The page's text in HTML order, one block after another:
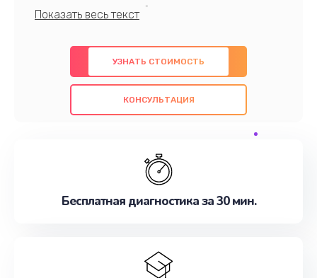
профессионалов с обширными знаниями и
предлагаем быстрый и качественный ремонт с
использованием оригинальных компонентов, а
также гарантируем качество всех
проведенных работ. Наша цель - предоставить
обслуживание, удовлетворяя их потребности
наилучшим образом. Не медлите записаться на
УЗНАТЬ СТОИМОСТЬ
КОНСУЛЬТАЦИЯ
Бесплатная диагностика за 30 мин.